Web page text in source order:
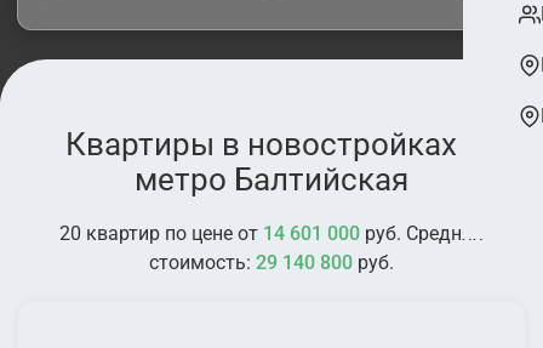
Квартиры в новостройках у
метро Балтийская
20 квартир по цене от 14 601 000 руб. Средняя
стоимость: 29 140 800 руб.